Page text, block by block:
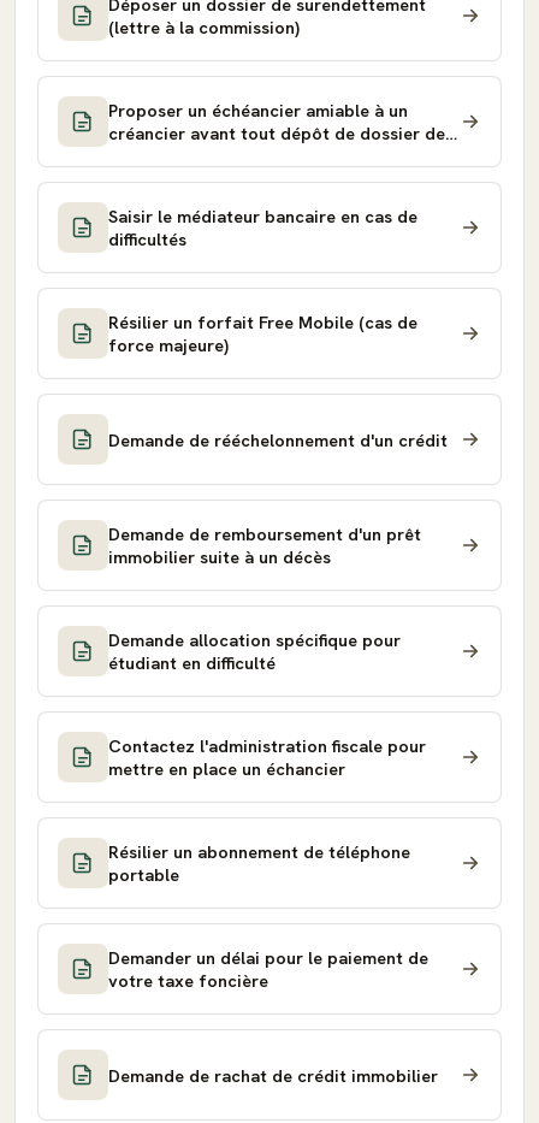
(lettre à la commission)
Proposer un échéancier amiable à un
créancier avant tout dépôt de dossier de
Saisir le médiateur bancaire en cas de
difficultés
Résilier un forfait Free Mobile (cas de
force majeure)
Demande de rééchelonnement d'un crédit
Demande de remboursement d'un prêt
immobilier suite à un décès
Demande allocation spécifique pour
étudiant en difficulté
Contactez l'administration fiscale pour
mettre en place un échancier
Résilier un abonnement de téléphone
portable
Demander un délai pour le paiement de
votre taxe foncière
Demande de rachat de crédit immobilier